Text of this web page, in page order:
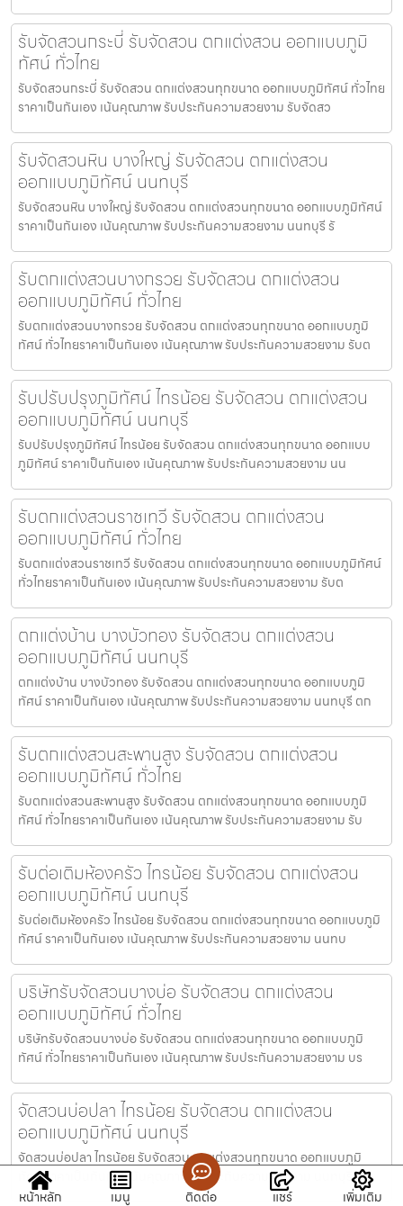
รับจัดสวนกระบี่ รับจัดสวน ตกแต่งสวน ออกแบบภูมิ
ทัศน์ ทั่วไทย
รับจัดสวนกระบี่ รับจัดสวน ตกแต่งสวนทุกขนาด ออกแบบภูมิทัศน์ ทั่วไทย
ราคาเป็นกันเอง เน้นคุณภาพ รับประกันความสวยงาม รับจัดสว
รับจัดสวนหิน บางใหญ่ รับจัดสวน ตกแต่งสวน
ออกแบบภูมิทัศน์ นนทบุรี
รับจัดสวนหิน บางใหญ่ รับจัดสวน ตกแต่งสวนทุกขนาด ออกแบบภูมิทัศน์
ราคาเป็นกันเอง เน้นคุณภาพ รับประกันความสวยงาม นนทบุรี รั
รับตกแต่งสวนบางกรวย รับจัดสวน ตกแต่งสวน
ออกแบบภูมิทัศน์ ทั่วไทย
รับตกแต่งสวนบางกรวย รับจัดสวน ตกแต่งสวนทุกขนาด ออกแบบภูมิ
ทัศน์ ทั่วไทยราคาเป็นกันเอง เน้นคุณภาพ รับประกันความสวยงาม รับต
รับปรับปรุงภูมิทัศน์ ไทรน้อย รับจัดสวน ตกแต่งสวน
ออกแบบภูมิทัศน์ นนทบุรี
รับปรับปรุงภูมิทัศน์ ไทรน้อย รับจัดสวน ตกแต่งสวนทุกขนาด ออกแบบ
ภูมิทัศน์ ราคาเป็นกันเอง เน้นคุณภาพ รับประกันความสวยงาม นน
รับตกแต่งสวนราชเทวี รับจัดสวน ตกแต่งสวน
ออกแบบภูมิทัศน์ ทั่วไทย
รับตกแต่งสวนราชเทวี รับจัดสวน ตกแต่งสวนทุกขนาด ออกแบบภูมิทัศน์
ทั่วไทยราคาเป็นกันเอง เน้นคุณภาพ รับประกันความสวยงาม รับต
ตกแต่งบ้าน บางบัวทอง รับจัดสวน ตกแต่งสวน
ออกแบบภูมิทัศน์ นนทบุรี
ตกแต่งบ้าน บางบัวทอง รับจัดสวน ตกแต่งสวนทุกขนาด ออกแบบภูมิ
ทัศน์ ราคาเป็นกันเอง เน้นคุณภาพ รับประกันความสวยงาม นนทบุรี ตก
รับตกแต่งสวนสะพานสูง รับจัดสวน ตกแต่งสวน
ออกแบบภูมิทัศน์ ทั่วไทย
รับตกแต่งสวนสะพานสูง รับจัดสวน ตกแต่งสวนทุกขนาด ออกแบบภูมิ
ทัศน์ ทั่วไทยราคาเป็นกันเอง เน้นคุณภาพ รับประกันความสวยงาม รับ
รับต่อเติมห้องครัว ไทรน้อย รับจัดสวน ตกแต่งสวน
ออกแบบภูมิทัศน์ นนทบุรี
รับต่อเติมห้องครัว ไทรน้อย รับจัดสวน ตกแต่งสวนทุกขนาด ออกแบบภูมิ
ทัศน์ ราคาเป็นกันเอง เน้นคุณภาพ รับประกันความสวยงาม นนทบ
บริษัทรับจัดสวนบางบ่อ รับจัดสวน ตกแต่งสวน
ออกแบบภูมิทัศน์ ทั่วไทย
บริษัทรับจัดสวนบางบ่อ รับจัดสวน ตกแต่งสวนทุกขนาด ออกแบบภูมิ
ทัศน์ ทั่วไทยราคาเป็นกันเอง เน้นคุณภาพ รับประกันความสวยงาม บร
จัดสวนบ่อปลา ไทรน้อย รับจัดสวน ตกแต่งสวน
ออกแบบภูมิทัศน์ นนทบุรี
จัดสวนบ่อปลา ไทรน้อย รับจัดสวน ตกแต่งสวนทุกขนาด ออกแบบภูมิ
ทัศน์ ราคาเป็นกันเอง เน้นคุณภาพ รับประกันความสวยงาม นนทบุรี จั
หน้าหลัก
เมนู ติดต่อ แชร์ เพิ่มเติม